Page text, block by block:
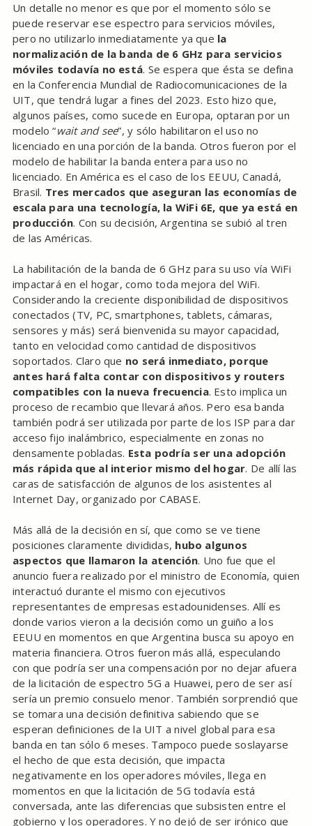
Un detalle no menor es que por el momento sólo se
puede reservar ese espectro para servicios móviles,
pero no utilizarlo inmediatamente ya que la
normalización de la banda de 6 GHz para servicios
móviles todavía no está. Se espera que ésta se defina
en la Conferencia Mundial de Radiocomunicaciones de la
UIT, que tendrá lugar a fines del 2023. Esto hizo que,
algunos países, como sucede en Europa, optaran por un
modelo “wait and see”, y sólo habilitaron el uso no
licenciado en una porción de la banda. Otros fueron por el
modelo de habilitar la banda entera para uso no
licenciado. En América es el caso de los EEUU, Canadá,
Brasil. Tres mercados que aseguran las economías de
escala para una tecnología, la WiFi 6E, que ya está en
producción. Con su decisión, Argentina se subió al tren
de las Américas.
La habilitación de la banda de 6 GHz para su uso vía WiFi
impactará en el hogar, como toda mejora del WiFi.
Considerando la creciente disponibilidad de dispositivos
conectados (TV, PC, smartphones, tablets, cámaras,
sensores y más) será bienvenida su mayor capacidad,
tanto en velocidad como cantidad de dispositivos
soportados. Claro que no será inmediato, porque
antes hará falta contar con dispositivos y routers
compatibles con la nueva frecuencia. Esto implica un
proceso de recambio que llevará años. Pero esa banda
también podrá ser utilizada por parte de los ISP para dar
acceso fijo inalámbrico, especialmente en zonas no
densamente pobladas. Esta podría ser una adopción
más rápida que al interior mismo del hogar. De allí las
caras de satisfacción de algunos de los asistentes al
Internet Day, organizado por CABASE.
Más allá de la decisión en sí, que como se ve tiene
posiciones claramente divididas, hubo algunos
aspectos que llamaron la atención. Uno fue que el
anuncio fuera realizado por el ministro de Economía, quien
interactuó durante el mismo con ejecutivos
representantes de empresas estadounidenses. Allí es
donde varios vieron a la decisión como un guiño a los
EEUU en momentos en que Argentina busca su apoyo en
materia financiera. Otros fueron más allá, especulando
con que podría ser una compensación por no dejar afuera
de la licitación de espectro 5G a Huawei, pero de ser así
sería un premio consuelo menor. También sorprendió que
se tomara una decisión definitiva sabiendo que se
esperan definiciones de la UIT a nivel global para esa
banda en tan sólo 6 meses. Tampoco puede soslayarse
el hecho de que esta decisión, que impacta
negativamente en los operadores móviles, llega en
momentos en que la licitación de 5G todavía está
conversada, ante las diferencias que subsisten entre el
gobierno y los operadores. Y no dejó de ser irónico que